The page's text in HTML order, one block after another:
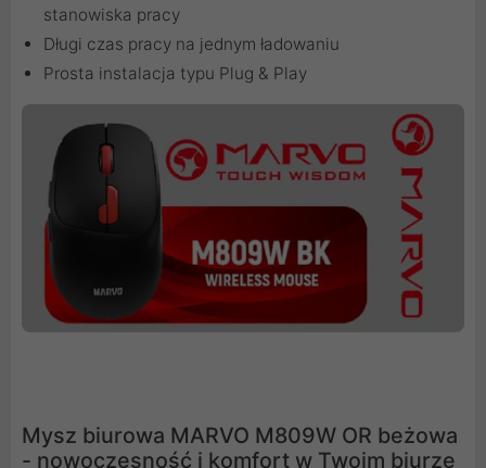
stanowiska pracy
Długi czas pracy na jednym ładowaniu
Prosta instalacja typu Plug & Play
Mysz biurowa MARVO M809W OR beżowa
- nowoczesność i komfort w Twoim biurze